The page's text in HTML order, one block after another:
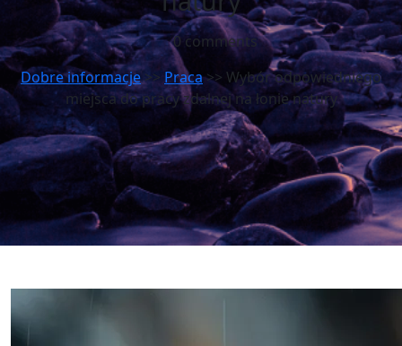
0 comments
Dobre informacje>> Praca>> Wybór odpowiedniego
miejsca do pracy zdalnej na łonie natury